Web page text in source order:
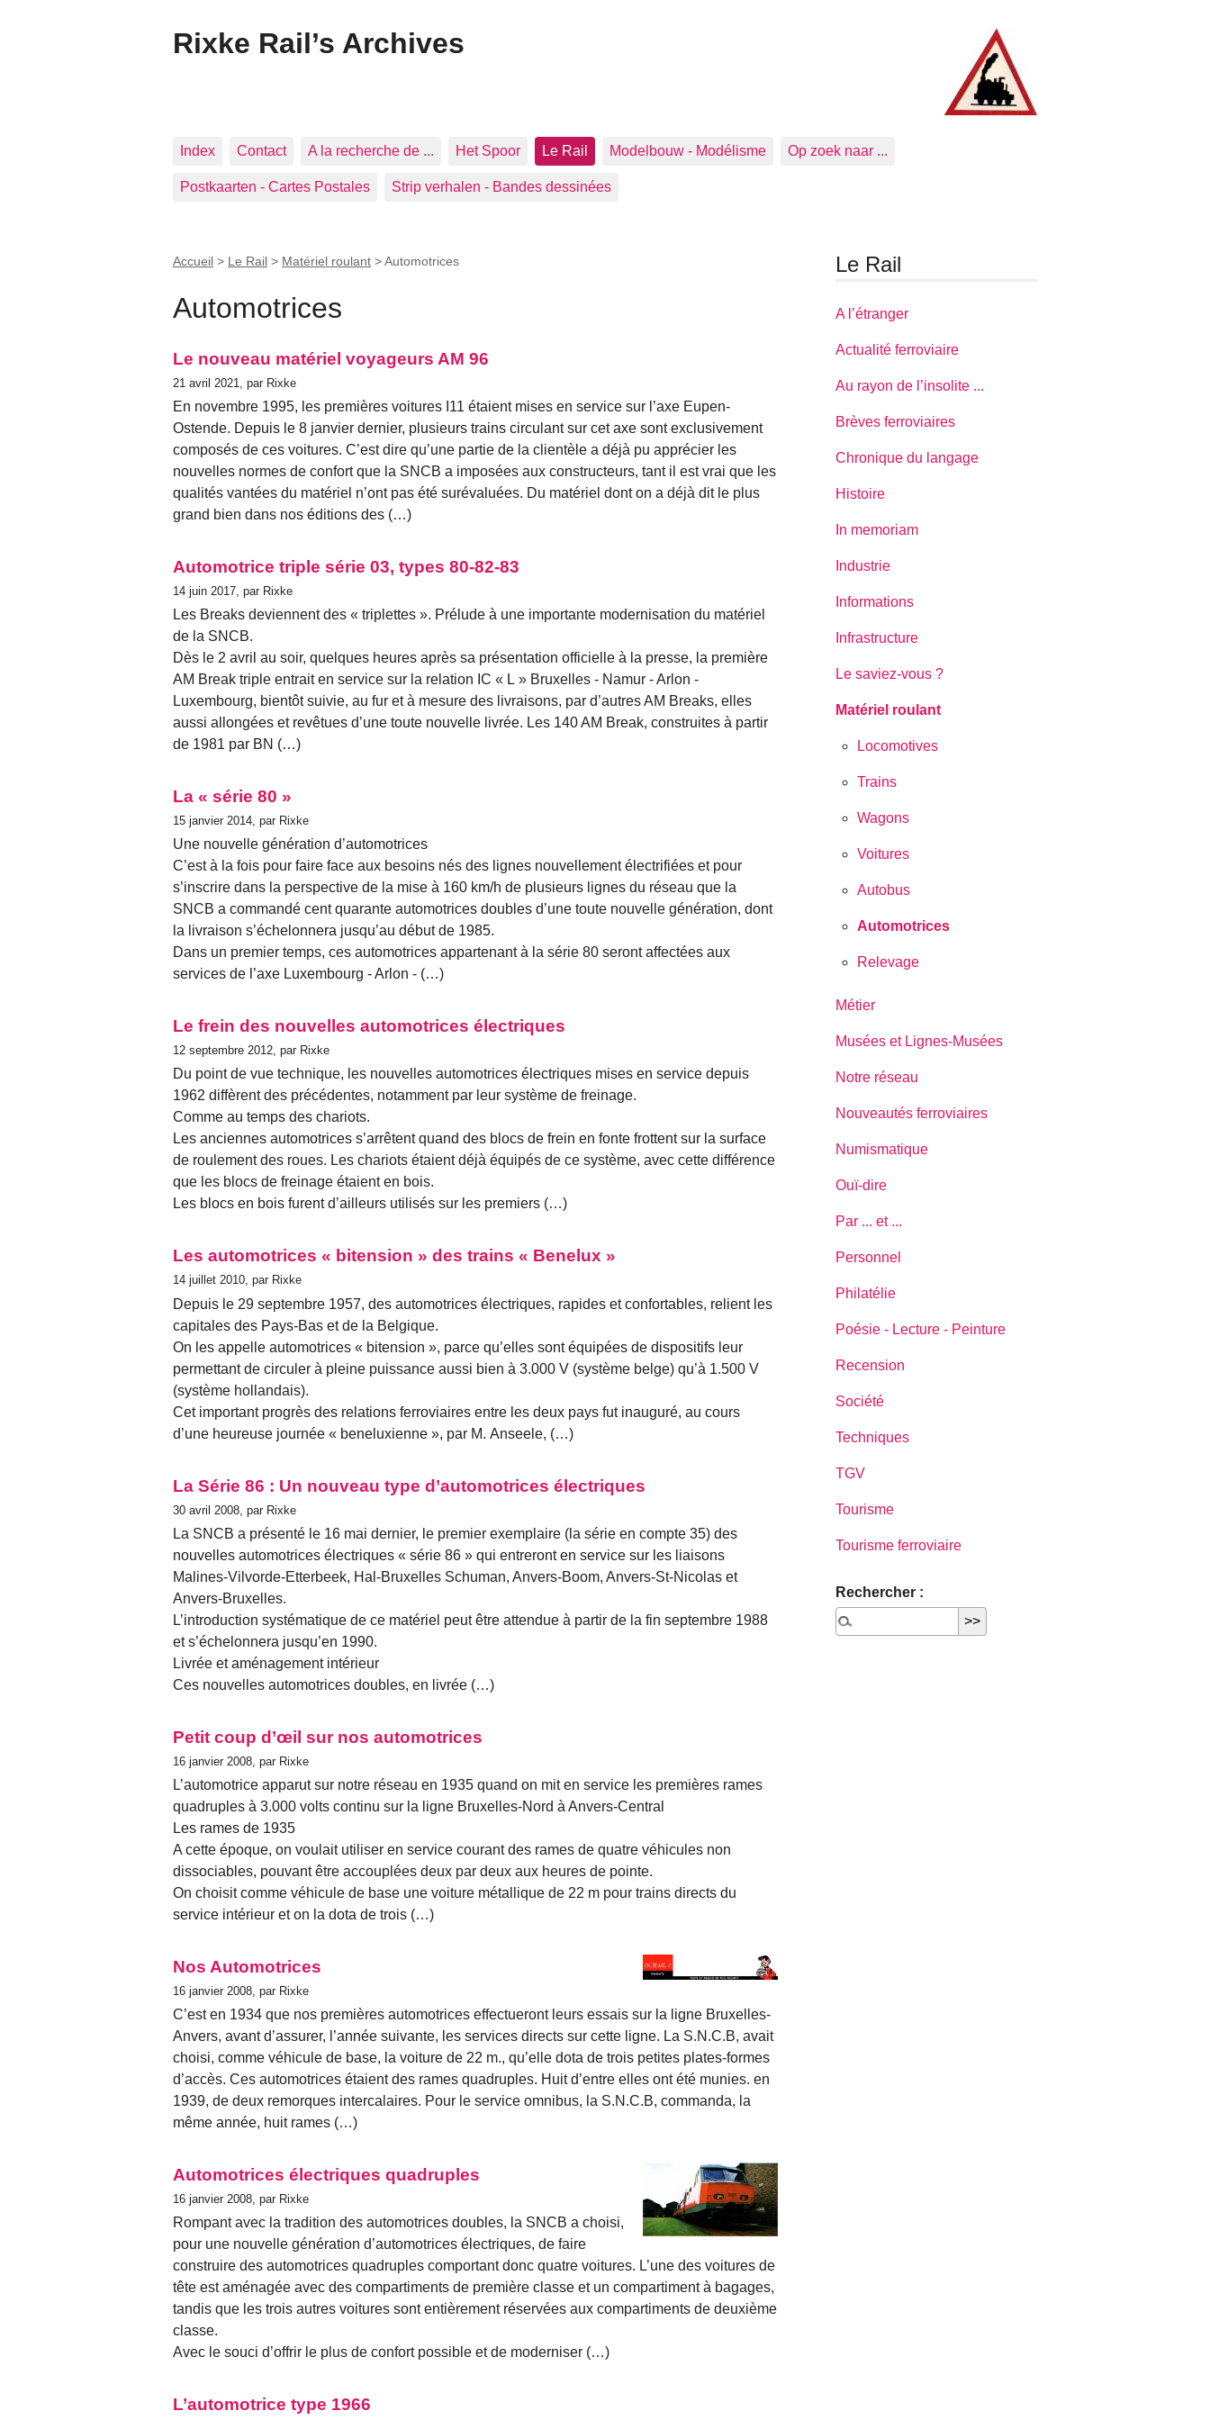
Rixke Rail’s Archives
Index Contact A la recherche de ... Het Spoor Le Rail Modelbouw - Modélisme Op zoek naar ...
Postkaarten - Cartes Postales Strip verhalen - Bandes dessinées
Accueil > Le Rail > Matériel roulant >Automotrices
Automotrices
Le nouveau matériel voyageurs AM 96
21 avril 2021, par Rixke
En novembre 1995, les premières voitures I11 étaient mises en service sur l’axe Eupen-
Ostende. Depuis le 8 janvier dernier, plusieurs trains circulant sur cet axe sont exclusivement
composés de ces voitures. C’est dire qu’une partie de la clientèle a déjà pu apprécier les
nouvelles normes de confort que la SNCB a imposées aux constructeurs, tant il est vrai que les
qualités vantées du matériel n’ont pas été surévaluées. Du matériel dont on a déjà dit le plus
grand bien dans nos éditions des (…)
Automotrice triple série 03, types 80-82-83
14 juin 2017, par Rixke
Les Breaks deviennent des « triplettes ». Prélude à une importante modernisation du matériel
de la SNCB.
Dès le 2 avril au soir, quelques heures après sa présentation officielle à la presse, la première
AM Break triple entrait en service sur la relation IC « L » Bruxelles - Namur - Arlon -
Luxembourg, bientôt suivie, au fur et à mesure des livraisons, par d’autres AM Breaks, elles
aussi allongées et revêtues d’une toute nouvelle livrée. Les 140 AM Break, construites à partir
de 1981 par BN (…)
La « série 80 »
15 janvier 2014, par Rixke
Une nouvelle génération d’automotrices
C’est à la fois pour faire face aux besoins nés des lignes nouvellement électrifiées et pour
s’inscrire dans la perspective de la mise à 160 km/h de plusieurs lignes du réseau que la
SNCB a commandé cent quarante automotrices doubles d’une toute nouvelle génération, dont
la livraison s’échelonnera jusqu’au début de 1985.
Dans un premier temps, ces automotrices appartenant à la série 80 seront affectées aux
services de l’axe Luxembourg - Arlon - (…)
Le frein des nouvelles automotrices électriques
12 septembre 2012, par Rixke
Du point de vue technique, les nouvelles automotrices électriques mises en service depuis
1962 diffèrent des précédentes, notamment par leur système de freinage.
Comme au temps des chariots.
Les anciennes automotrices s’arrêtent quand des blocs de frein en fonte frottent sur la surface
de roulement des roues. Les chariots étaient déjà équipés de ce système, avec cette différence
que les blocs de freinage étaient en bois.
Les blocs en bois furent d’ailleurs utilisés sur les premiers (…)
Les automotrices « bitension » des trains « Benelux »
14 juillet 2010, par Rixke
Depuis le 29 septembre 1957, des automotrices électriques, rapides et confortables, relient les
capitales des Pays-Bas et de la Belgique.
On les appelle automotrices « bitension », parce qu’elles sont équipées de dispositifs leur
permettant de circuler à pleine puissance aussi bien à 3.000 V (système belge) qu’à 1.500 V
(système hollandais).
Cet important progrès des relations ferroviaires entre les deux pays fut inauguré, au cours
d’une heureuse journée « beneluxienne », par M. Anseele, (…)
La Série 86 : Un nouveau type d’automotrices électriques
30 avril 2008, par Rixke
La SNCB a présenté le 16 mai dernier, le premier exemplaire (la série en compte 35) des
nouvelles automotrices électriques « série 86 » qui entreront en service sur les liaisons
Malines-Vilvorde-Etterbeek, Hal-Bruxelles Schuman, Anvers-Boom, Anvers-St-Nicolas et
Anvers-Bruxelles.
L’introduction systématique de ce matériel peut être attendue à partir de la fin septembre 1988
et s’échelonnera jusqu’en 1990.
Livrée et aménagement intérieur
Ces nouvelles automotrices doubles, en livrée (…)
Petit coup d’œil sur nos automotrices
16 janvier 2008, par Rixke
L’automotrice apparut sur notre réseau en 1935 quand on mit en service les premières rames
quadruples à 3.000 volts continu sur la ligne Bruxelles-Nord à Anvers-Central
Les rames de 1935
A cette époque, on voulait utiliser en service courant des rames de quatre véhicules non
dissociables, pouvant être accouplées deux par deux aux heures de pointe.
On choisit comme véhicule de base une voiture métallique de 22 m pour trains directs du
service intérieur et on la dota de trois (…)
Nos Automotrices
16 janvier 2008, par Rixke
C’est en 1934 que nos premières automotrices effectueront leurs essais sur la ligne Bruxelles-
Anvers, avant d’assurer, l’année suivante, les services directs sur cette ligne. La S.N.C.B, avait
choisi, comme véhicule de base, la voiture de 22 m., qu’elle dota de trois petites plates-formes
d’accès. Ces automotrices étaient des rames quadruples. Huit d’entre elles ont été munies. en
1939, de deux remorques intercalaires. Pour le service omnibus, la S.N.C.B, commanda, la
même année, huit rames (…)
Automotrices électriques quadruples
16 janvier 2008, par Rixke
Rompant avec la tradition des automotrices doubles, la SNCB a choisi,
pour une nouvelle génération d’automotrices électriques, de faire
construire des automotrices quadruples comportant donc quatre voitures. L’une des voitures de
tête est aménagée avec des compartiments de première classe et un compartiment à bagages,
tandis que les trois autres voitures sont entièrement réservées aux compartiments de deuxième
classe.
Avec le souci d’offrir le plus de confort possible et de moderniser (…)
L’automotrice type 1966
Le Rail
A l’étranger
Actualité ferroviaire
Au rayon de l’insolite ...
Brèves ferroviaires
Chronique du langage
Histoire
In memoriam
Industrie
Informations
Infrastructure
Le saviez-vous ?
Matériel roulant
Locomotives
Trains
Wagons
Voitures
Autobus
Automotrices
Relevage
Métier
Musées et Lignes-Musées
Notre réseau
Nouveautés ferroviaires
Numismatique
Ouï-dire
Par ... et ...
Personnel
Philatélie
Poésie - Lecture - Peinture
Recension
Société
Techniques
TGV
Tourisme
Tourisme ferroviaire
Rechercher :